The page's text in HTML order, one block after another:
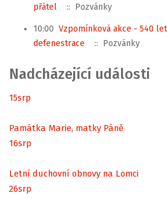
přátel
:: Pozvánky
10:00 Vzpomínková akce - 540
defenestrace
:: Pozvánky
Nadcházející události
15srp
Památka Marie, matky Páně
16srp
Letní duchovní obnovy na Lomci
26srp